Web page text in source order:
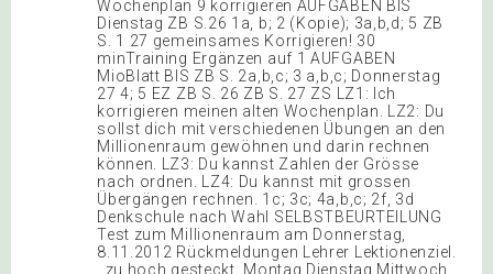
Wochenplan 9 korrigieren AUFGABEN BIS
Dienstag ZB S.26 1a, b; 2 (Kopie); 3a,b,d; 5 ZB
S. 1 27 gemeinsames Korrigieren! 30
minTraining Ergänzen auf 1 AUFGABEN
MioBlatt BIS ZB S. 2a,b,c; 3 a,b,c; Donnerstag
27 4; 5 EZ ZB S. 26 ZB S. 27 ZS LZ1: Ich
korrigieren meinen alten Wochenplan. LZ2: Du
sollst dich mit verschiedenen Übungen an den
Millionenraum gewöhnen und darin rechnen
können. LZ3: Du kannst Zahlen der Grösse
nach ordnen. LZ4: Du kannst mit grossen
Übergängen rechnen. 1c; 3c; 4a,b,c; 2f, 3d
Denkschule nach Wahl SELBSTBEURTEILUNG
Test zum Millionenraum am Donnerstag,
8.11.2012 Rückmeldungen Lehrer Lektionenziel.
. zu hoch gesteckt. Montag Dienstag Mittwoch